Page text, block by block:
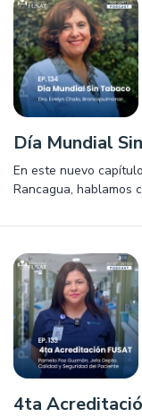
Día Mundial
En este nuevo
Rancagua, hablamos
¡Escúchalo ya!
4ta